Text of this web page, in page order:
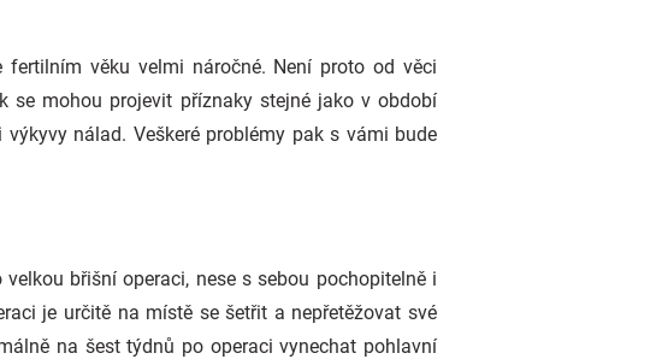
věku velmi náročné. Není proto od věci
se mohou projevit příznaky stejné jako v období
nálad. Veškeré problémy pak s vámi bude
břišní operaci, nese s sebou pochopitelně i
je určitě na místě se šetřit a nepřetěžovat své
na šest týdnů po operaci vynechat pohlavní